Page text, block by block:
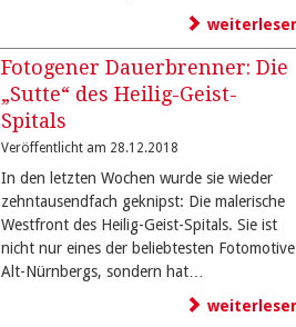
Fotogener Dauerbrenner: Die
„Sutte“ des Heilig-Geist-
Spitals
Veröffentlicht am 28.12.2018
In den letzten Wochen wurde sie wieder
zehntausendfach geknipst: Die malerische
Westfront des Heilig-Geist-Spitals. Sie ist
nicht nur eines der beliebtesten Fotomotive
Alt-Nürnbergs, sondern hat…